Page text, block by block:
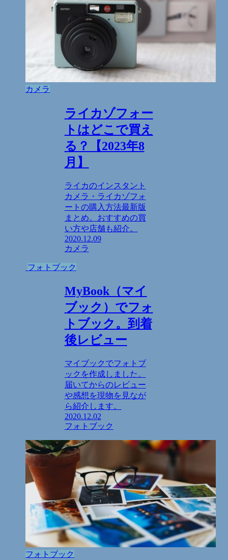
カメラ
ライカゾフォー
トはどこで買え
る？【2023年8
月】
ライカのインスタント
カメラ・ライカゾフォ
ートの購入方法最新版
まとめ。おすすめの買
い方や店舗も紹介。
2020.12.09
カメラ
フォトブック
MyBook（マイ
ブック）でフォ
トブック。到着
後レビュー
マイブックでフォトブ
ックを作成しました。
届いてからのレビュー
や感想を現物を見なが
ら紹介します。
2020.12.02
フォトブック
フォトブック